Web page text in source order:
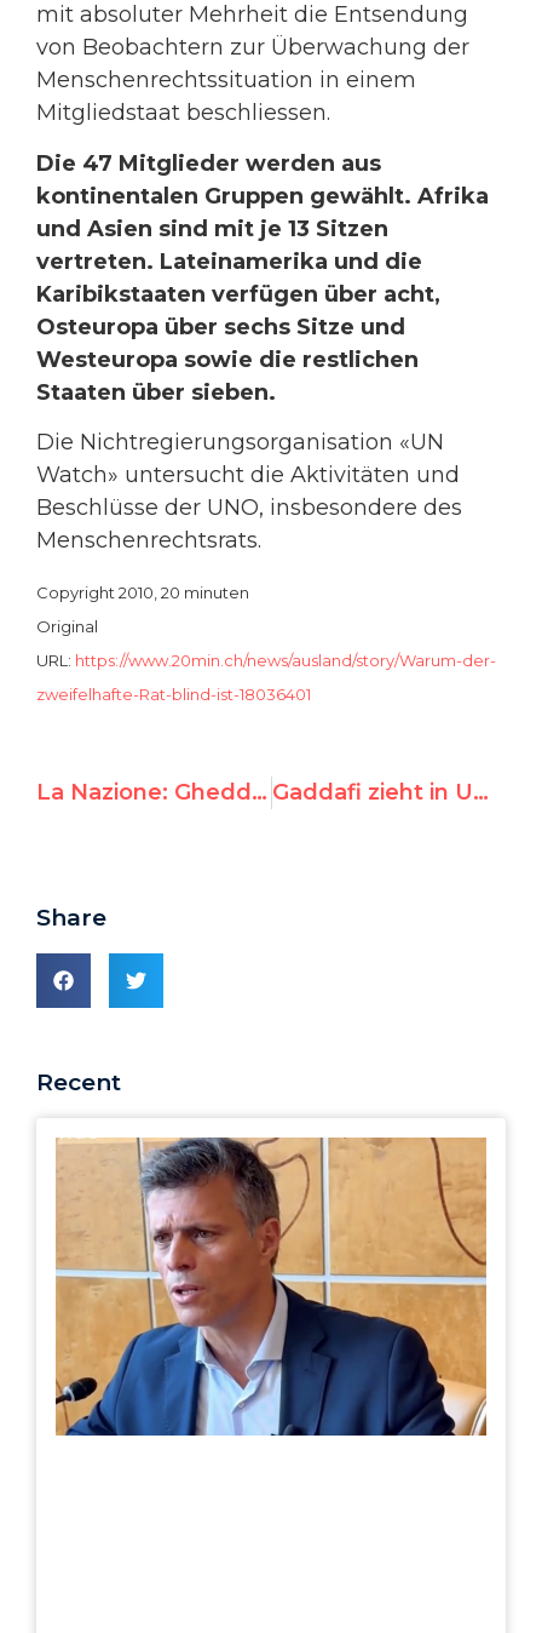
mit absoluter Mehrheit die Entsendung
von Beobachtern zur Überwachung der
Menschenrechtssituation in einem
Mitgliedstaat beschliessen.
Die 47 Mitglieder werden aus
kontinentalen Gruppen gewählt. Afrika
und Asien sind mit je 13 Sitzen
vertreten. Lateinamerika und die
Karibikstaaten verfügen über acht,
Osteuropa über sechs Sitze und
Westeuropa sowie die restlichen
Staaten über sieben.
Die Nichtregierungsorganisation «UN
Watch» untersucht die Aktivitäten und
Beschlüsse der UNO, insbesondere des
Menschenrechtsrats.
Copyright 2010, 20 minuten
Original
URL: https://www.20min.ch/news/ausland/story/Warum-der-
zweifelhafte-Rat-blind-ist-18036401
La Nazione: Gheddafi beffa tutti: garante dei diritti umani; Il Rais conquista un’ambita poltrona all’Onu Gaddafi zieht in UN-Menschenrechtsrat ein
Share
Recent